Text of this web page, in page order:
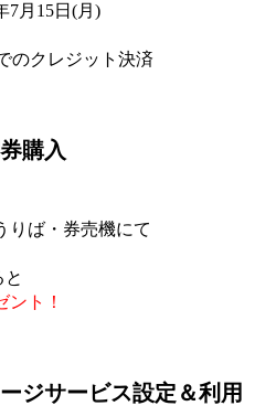
7月15日(月)
のクレジット決済
購入
りば・券売機にて
ント！
ジサービス設定＆利用